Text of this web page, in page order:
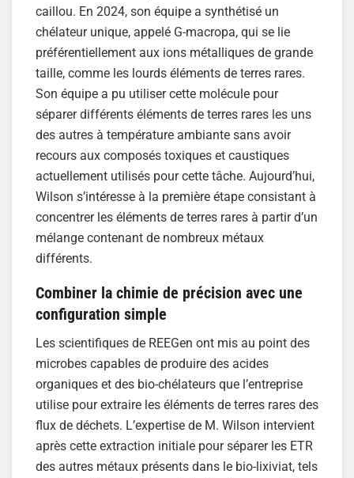
caillou. En 2024, son équipe a synthétisé un
chélateur unique, appelé G-macropa, qui se lie
préférentiellement aux ions métalliques de grande
taille, comme les lourds éléments de terres rares.
Son équipe a pu utiliser cette molécule pour
séparer différents éléments de terres rares les uns
des autres à température ambiante sans avoir
recours aux composés toxiques et caustiques
actuellement utilisés pour cette tâche. Aujourd’hui,
Wilson s’intéresse à la première étape consistant à
concentrer les éléments de terres rares à partir d’un
mélange contenant de nombreux métaux
différents.
Combiner la chimie de précision avec une
configuration simple
Les scientifiques de REEGen ont mis au point des
microbes capables de produire des acides
organiques et des bio-chélateurs que l’entreprise
utilise pour extraire les éléments de terres rares des
flux de déchets. L’expertise de M. Wilson intervient
après cette extraction initiale pour séparer les ETR
des autres métaux présents dans le bio-lixiviat, tels